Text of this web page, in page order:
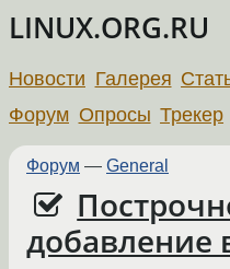
LINUX.ORG.RU
Новости Галерея
Форум Опросы Трекер
Форум — General
добавление